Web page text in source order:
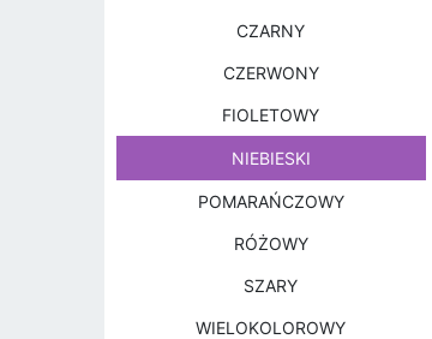
CZARNY
CZERWONY
FIOLETOWY
NIEBIESKI
POMARAŃCZOWY
RÓŻOWY
SZARY
WIELOKOLOROWY